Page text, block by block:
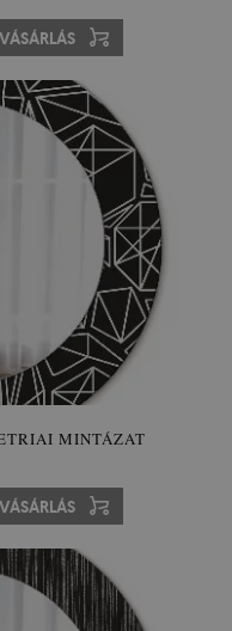
VÁSÁRLÁS
MINTÁZAT
VÁSÁRLÁS